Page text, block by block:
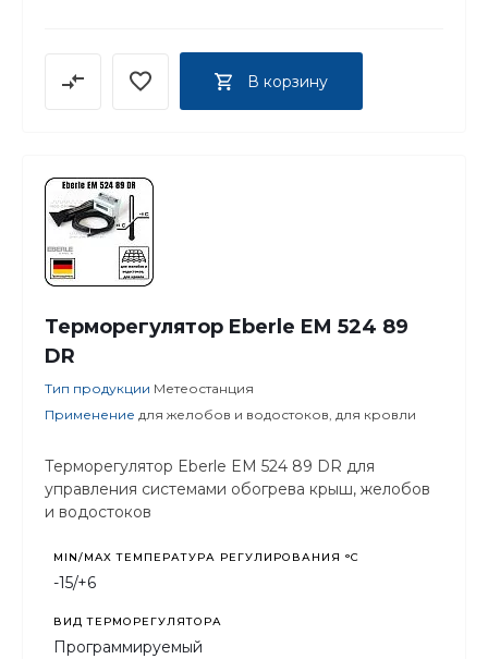
В корзину
Терморегулятор Eberle EM 524 89
DR
Тип продукции Метеостанция
Применение для желобов и водостоков, для кровли
Терморегулятор Eberle EM 524 89 DR для
управления системами обогрева крыш, желобов
и водостоков
MIN/MAX ТЕМПЕРАТУРА РЕГУЛИРОВАНИЯ °С
-15/+6
ВИД ТЕРМОРЕГУЛЯТОРА
Программируемый